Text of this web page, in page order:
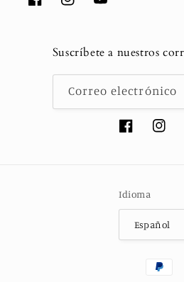
FacebookInstagramYouTube
Suscríbete a nuestros
Correo electrónico
Facebook
Idioma
Español
Formas